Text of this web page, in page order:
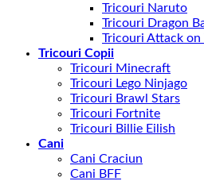
Tricouri Naruto
Tricouri Dragon
Tricouri Attack on
Tricouri Copii
Tricouri Minecraft
Tricouri Lego Ninjago
Tricouri Brawl Stars
Tricouri Fortnite
Tricouri Billie Eilish
Cani
Cani Craciun
Cani BFF